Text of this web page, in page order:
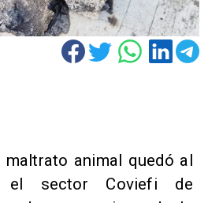
maltrato animal quedó al
el sector Coviefi de